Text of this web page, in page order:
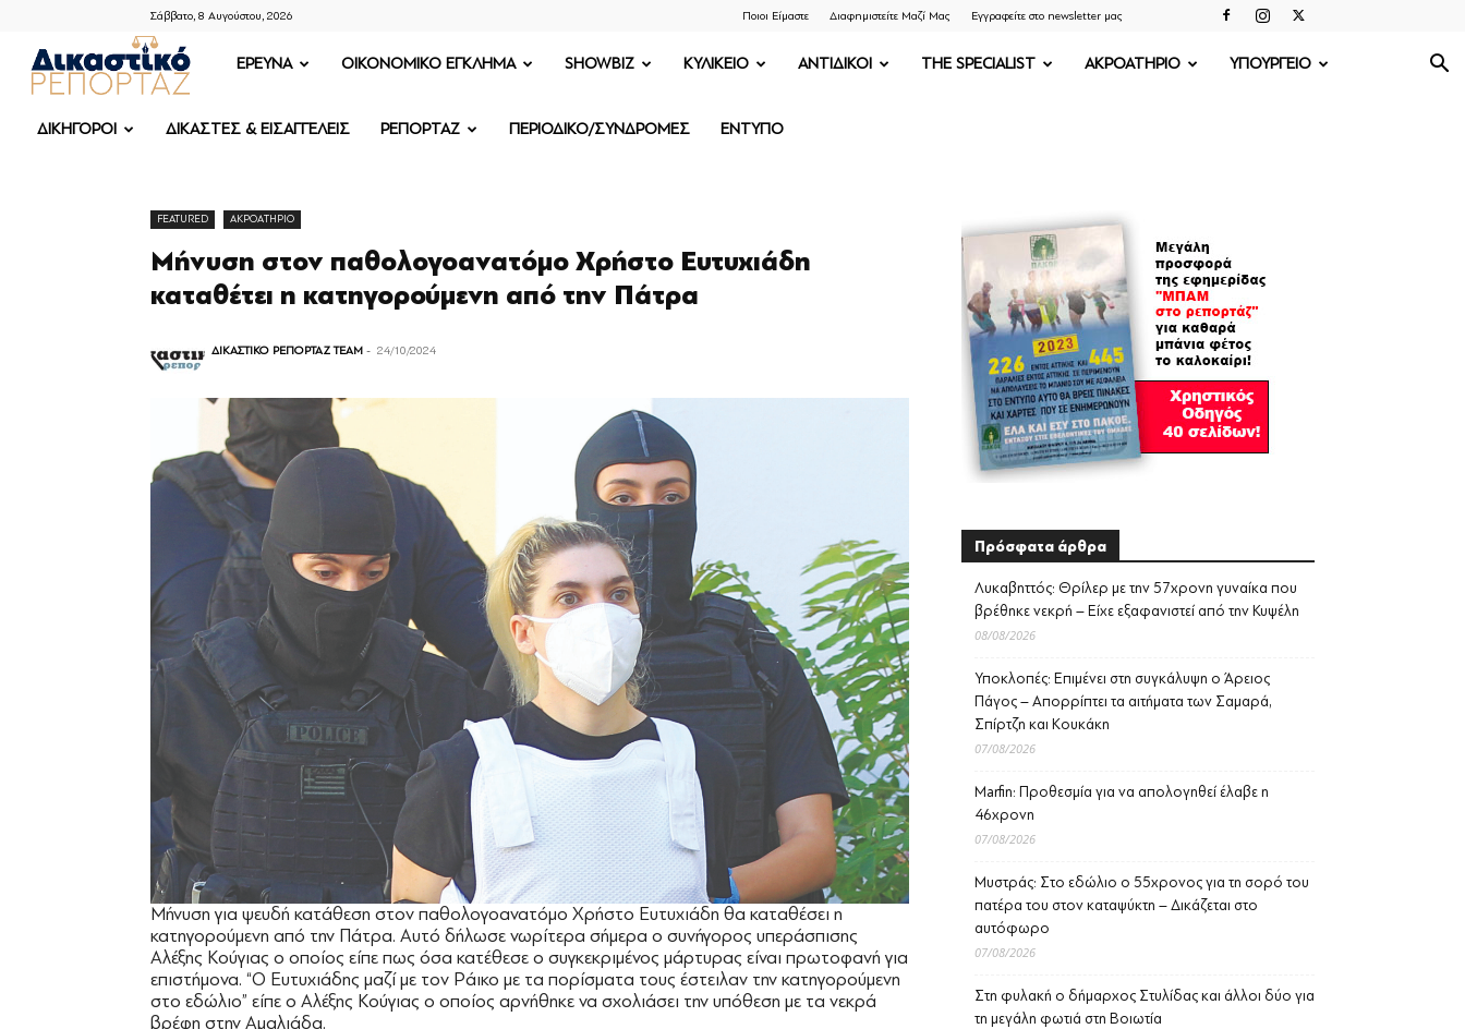
Σάββατο, 8 Αυγούστου, 2026 Ποιοι Είμαστε Διαφημιστείτε Μαζί Μας Εγγραφείτε στο newsletter μας
ΔΙΚΑΣΤΙΚΟ
ΡΕΠΟΡΤΑΖ
ΕΡΕΥΝΑ OIKONOMIKO ΕΓΚΛΗΜΑ SHOWBIZ ΚΥΛΙΚΕΙΟ ΑΝΤΙΔΙΚΟΙ THE SPECIALIST ΑΚΡΟΑΤΗΡΙΟ ΥΠΟΥΡΓΕΙΟ
ΔΙΚΗΓΟΡΟΙ ΔΙΚΑΣΤΕΣ & ΕΙΣΑΓΓΕΛΕΙΣ ΡΕΠΟΡΤΑΖ ΠΕΡΙΟΔΙΚΟ/ΣΥΝΔΡΟΜΕΣ ΕΝΤΥΠΟ
FEATURED ΑΚΡΟΑΤΗΡΙΟ
Μήνυση στον παθολογοανατόμο Χρήστο Ευτυχιάδη
καταθέτει η κατηγορούμενη από την Πάτρα
ΔΙΚΑΣΤΙΚΟ ΡΕΠΟΡΤΑΖ TEAM - 24/10/2024
Μήνυση για ψευδή κατάθεση στον παθολογοανατόμο Χρήστο Ευτυχιάδη θα καταθέσει η
κατηγορούμενη από την Πάτρα. Αυτό δήλωσε νωρίτερα σήμερα ο συνήγορος υπεράσπισης
Αλέξης Κούγιας ο οποίος είπε πως όσα κατέθεσε ο συγκεκριμένος μάρτυρας είναι πρωτοφανή για
επιστήμονα. “Ο Ευτυχιάδης μαζί με τον Ράικο με τα πορίσματα τους έστειλαν την κατηγορούμενη
στο εδώλιο” είπε ο Αλέξης Κούγιας ο οποίος αρνήθηκε να σχολιάσει την υπόθεση με τα νεκρά
βρέφη στην Αμαλιάδα.
Πρόσφατα άρθρα
Λυκαβηττός: Θρίλερ με την 57χρονη γυναίκα που
βρέθηκε νεκρή – Είχε εξαφανιστεί από την Κυψέλη
08/08/2026
Υποκλοπές: Επιμένει στη συγκάλυψη ο Άρειος
Πάγος – Απορρίπτει τα αιτήματα των Σαμαρά,
Σπίρτζη και Κουκάκη
07/08/2026
Marfin: Προθεσμία για να απολογηθεί έλαβε η
46χρονη
07/08/2026
Μυστράς: Στο εδώλιο ο 55χρονος για τη σορό του
πατέρα του στον καταψύκτη – Δικάζεται στο
αυτόφωρο
07/08/2026
Στη φυλακή ο δήμαρχος Στυλίδας και άλλοι δύο για
τη μεγάλη φωτιά στη Βοιωτία